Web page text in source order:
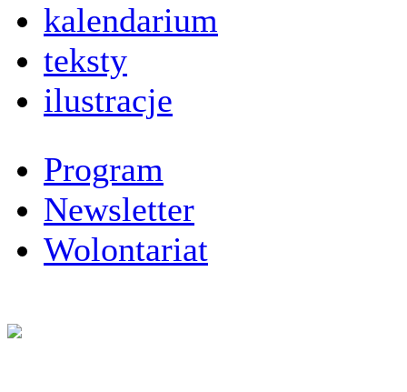
kalendarium
teksty
ilustracje
Program
Newsletter
Wolontariat